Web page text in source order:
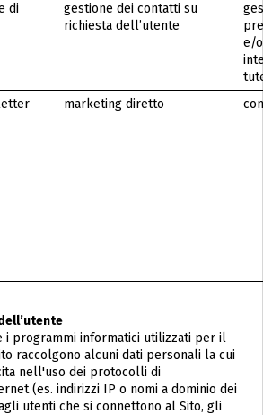
di
gestione dei contatti su
richiesta dell’utente
e/
marketing diretto
i programmi informatici utilizzati per il
raccolgono alcuni dati personali la cui
nell'uso dei protocolli di
(es. indirizzi IP o nomi a dominio dei
utenti che si connettono al Sito, gli